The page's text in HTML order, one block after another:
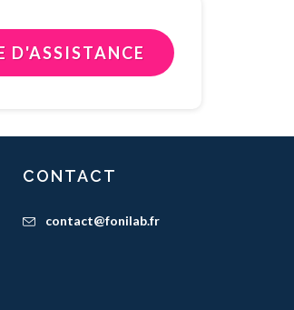
D'ASSISTANCE
CONTACT
contact@fonilab.fr